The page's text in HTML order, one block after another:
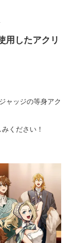
用したアクリ
ャッジの等身アク
ください！